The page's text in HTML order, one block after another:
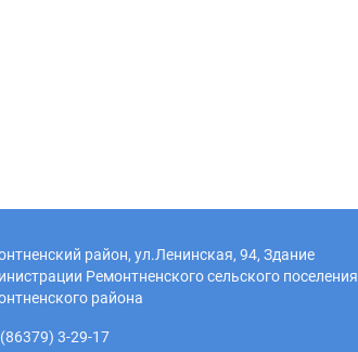
район, ул.Ленинская, 94, Здание
Ремонтненского сельского поселения
района
3-29-17